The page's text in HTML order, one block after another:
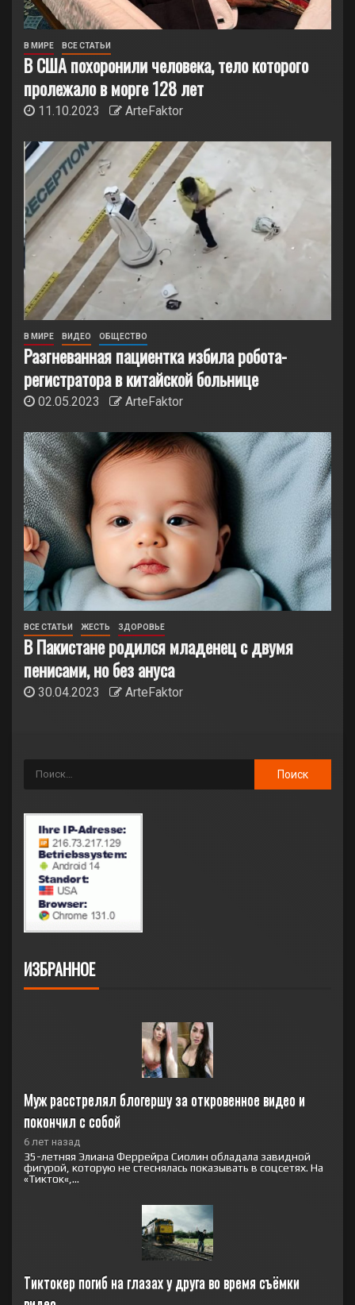
В МИРЕ ВСЕ СТАТЬИ
В США похоронили человека, тело которого
пролежало в морге 128 лет
11.10.2023 ArteFaktor
В МИРЕ ВИДЕО ОБЩЕСТВО
Разгневанная пациентка избила робота-
регистратора в китайской больнице
02.05.2023 ArteFaktor
ВСЕ СТАТЬИ ЖЕСТЬ ЗДОРОВЬЕ
В Пакистане родился младенец с двумя
пенисами, но без ануса
30.04.2023 ArteFaktor
ИЗБРАННОЕ
Муж расстрелял блогершу за откровенное видео и
покончил с собой
6 лет назад
35-летняя Элиана Феррейра Сиолин обладала завидной
фигурой, которую не стеснялась показывать в соцсетях. На
«Тикток«,...
Тиктокер погиб на глазах у друга во время съёмки